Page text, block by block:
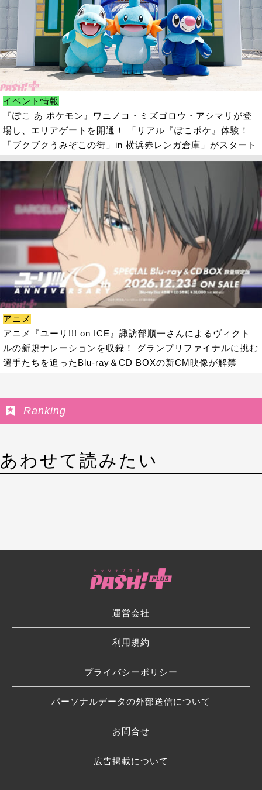
イベント情報
『ぽこ あ ポケモン』ワニノコ・ミズゴロウ・アシマリが登
場し、エリアゲートを開通！ 「リアル『ぽこポケ』体験！
「ブクブクうみぞこの街」in 横浜赤レンガ倉庫」がスタート
アニメ
アニメ『ユーリ!!! on ICE』諏訪部順一さんによるヴィクト
ルの新規ナレーションを収録！ グランプリファイナルに挑む
選手たちを追ったBlu-ray＆CD BOXの新CM映像が解禁
Ranking
あわせて読みたい
運営会社
利用規約
プライバシーポリシー
パーソナルデータの外部送信について
お問合せ
広告掲載について